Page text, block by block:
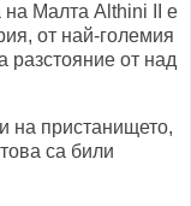
Малта Althini II е
от най-големия
разстояние от над
на пристанището,
са били